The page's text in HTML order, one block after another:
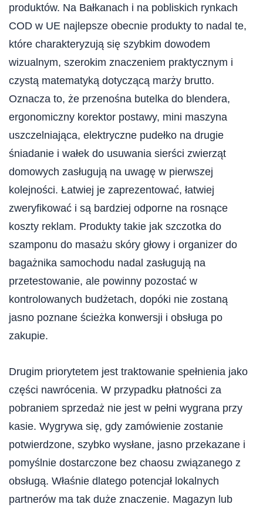
produktów. Na Bałkanach i na pobliskich rynkach
COD w UE najlepsze obecnie produkty to nadal te,
które charakteryzują się szybkim dowodem
wizualnym, szerokim znaczeniem praktycznym i
czystą matematyką dotyczącą marży brutto.
Oznacza to, że przenośna butelka do blendera,
ergonomiczny korektor postawy, mini maszyna
uszczelniająca, elektryczne pudełko na drugie
śniadanie i wałek do usuwania sierści zwierząt
domowych zasługują na uwagę w pierwszej
kolejności. Łatwiej je zaprezentować, łatwiej
zweryfikować i są bardziej odporne na rosnące
koszty reklam. Produkty takie jak szczotka do
szamponu do masażu skóry głowy i organizer do
bagażnika samochodu nadal zasługują na
przetestowanie, ale powinny pozostać w
kontrolowanych budżetach, dopóki nie zostaną
jasno poznane ścieżka konwersji i obsługa po
zakupie.
Drugim priorytetem jest traktowanie spełnienia jako
części nawrócenia. W przypadku płatności za
pobraniem sprzedaż nie jest w pełni wygrana przy
kasie. Wygrywa się, gdy zamówienie zostanie
potwierdzone, szybko wysłane, jasno przekazane i
pomyślnie dostarczone bez chaosu związanego z
obsługą. Właśnie dlatego potencjał lokalnych
partnerów ma tak duże znaczenie. Magazyn lub